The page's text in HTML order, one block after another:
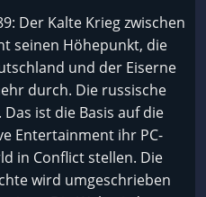
Der Kalte Krieg zwischen
seinen Höhepunkt, die
und der Eiserne
durch. Die russische
ist die Basis auf die
Entertainment ihr PC-
in Conflict stellen. Die
wird umgeschrieben